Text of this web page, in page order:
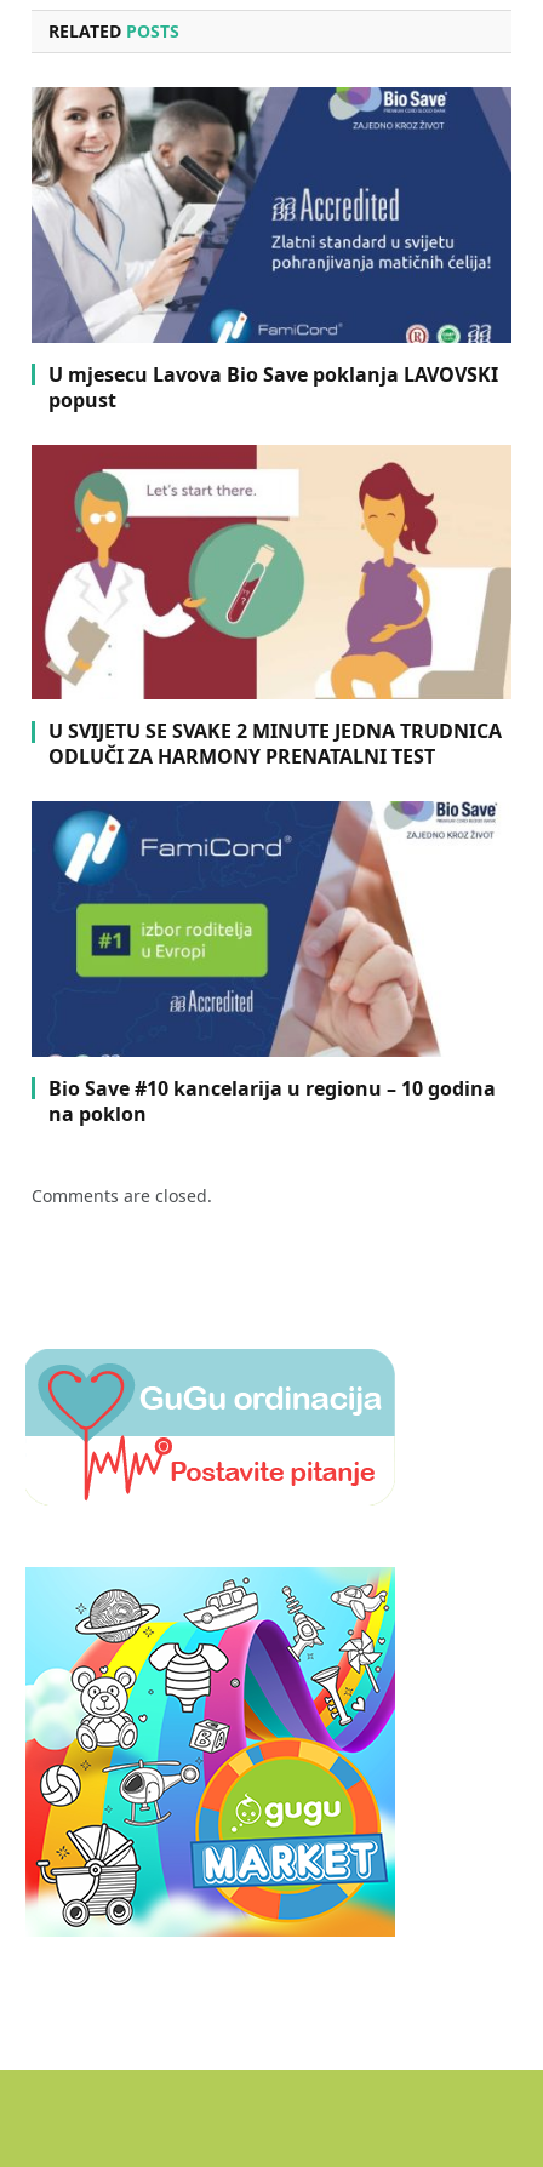
RELATED POSTS
U mjesecu Lavova Bio Save poklanja LAVOVSKI
popust
U SVIJETU SE SVAKE 2 MINUTE JEDNA TRUDNICA
ODLUČI ZA HARMONY PRENATALNI TEST
Bio Save #10 kancelarija u regionu – 10 godina
na poklon
Comments are closed.